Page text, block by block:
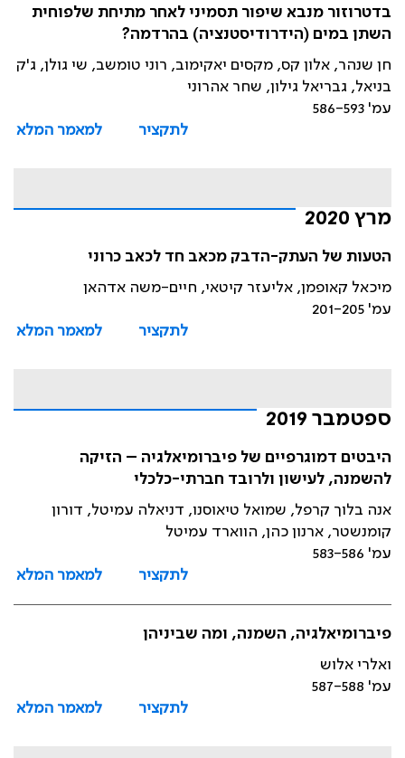
בדטרוזור מנבא שיפור תסמיני לאחר מתיחת שלפוחית
השתן במים (הידרודיסטנציה) בהרדמה?
חן שנהר, אלון קס, מקסים יאקימוב, רוני טומשב, שי גולן, ג'ק
בניאל, גבריאל גילון, שחר אהרוני
עמ' 586-593
לתקציר
למאמר המלא
מרץ 2020
הטעות של העתק-הדבק מכאב חד לכאב כרוני
מיכאל קאופמן, אליעזר קיטאי, חיים-משה אדהאן
עמ' 201-205
לתקציר
למאמר המלא
ספטמבר 2019
היבטים דמוגרפיים של פיברומיאלגיה – הזיקה
להשמנה, לעישון ולרובד חברתי-כלכלי
אנה בלוך קרפל, שמואל טיאוסנו, דניאלה עמיטל, דורון
קומנשטר, ארנון כהן, הווארד עמיטל
עמ' 583-586
לתקציר
למאמר המלא
פיברומיאלגיה, השמנה, ומה שביניהן
ואלרי אלוש
עמ' 587-588
לתקציר
למאמר המלא